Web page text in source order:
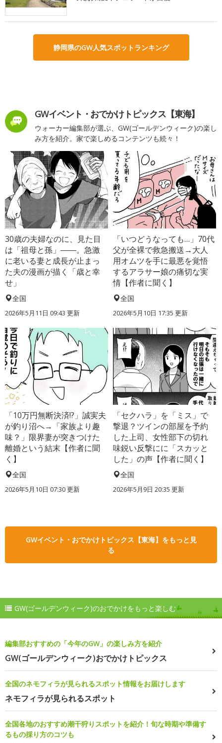
静岡県のGW人気スポットランキング
GWイベント・おでかけトピックス【東海】
ウォーカー編集部が選ぶ、GW(ゴールデンウィーク)の楽し
み方を紹介。家で楽しめるコンテンツも続々！
30歳の夫婦なのに、見た目
は「祖母と孫」――。急激
に老いる妻と成長が止まっ
た夫の漫画が描く「歳と幸
せ」
全国
2026年5月11日 09:43 更新
「いつどうなっても…」70代
父が全裸で救急搬送→大人
用オムツを手に最悪を覚悟
するアラサー娘の痛切な実
情【作者に聞く】
全国
2026年5月10日 17:35 更新
「10万円無断決済!?」誠実夫
が釣り沼へ→「家族より趣
味？」限界妻が突きつけた
離婚という結末【作者に聞
く】
全国
2026年5月10日 07:30 更新
「セクハラ」を「ミス」で
撃退？ツインの部屋を予約
した上司、女性部下の切れ
味鋭い反撃にに「スカッと
した」の声【作者に聞く】
全国
2026年5月9日 20:35 更新
GWイベント・おでかけトピックス【東海】をもっと見
る
GW(ゴールデンウィーク)のおでかけをもっと楽しむ
編集部おすすめの「今年のGW」の楽しみ方を紹介
GW(ゴールデンウィーク)おでかけトピックス
全国のネモフィラが見られるスポット情報をお届けします
ネモフィラが見られるスポット
全国各地のおすすめ潮干狩りスポットを紹介！旬な時期や準備す
るもの採り方のコツも